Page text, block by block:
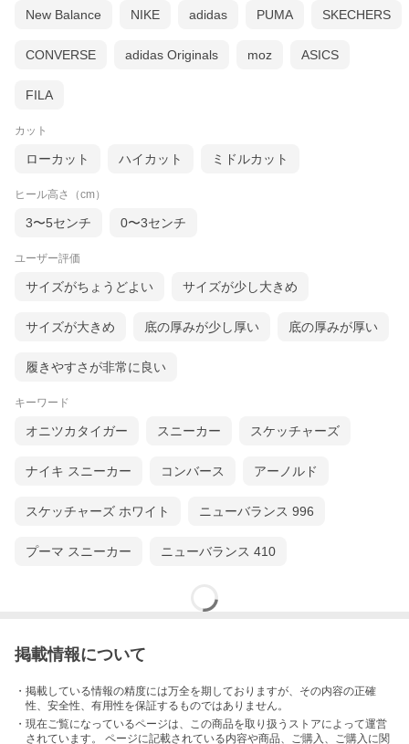
New Balance NIKE adidas PUMA SKECHERS
CONVERSE adidas Originals moz ASICS
FILA
カット
ローカット ハイカット ミドルカット
ヒール高さ（cm）
3〜5センチ 0〜3センチ
ユーザー評価
サイズがちょうどよい サイズが少し大きめ
サイズが大きめ 底の厚みが少し厚い 底の厚みが厚い
履きやすさが非常に良い
キーワード
オニツカタイガー スニーカー スケッチャーズ
ナイキ スニーカー コンバース アーノルド
スケッチャーズ ホワイト ニューバランス 996
プーマ スニーカー ニューバランス 410
掲載情報について
・掲載している情報の精度には万全を期しておりますが、その内容の正確
性、安全性、有用性を保証するものではありません。
・現在ご覧になっているページは、この商品を取り扱うストアによって運営
されています。 ページに記載されている内容や商品、ご購入 、ご購入に関